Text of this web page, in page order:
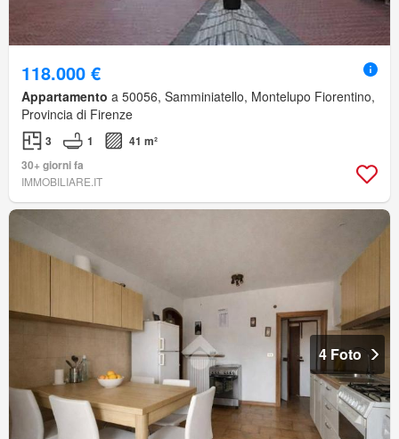
118.000 €
Appartamento a 50056, Samminiatello, Montelupo Fiorentino,
Provincia di Firenze
3 1
41 m²
30+ giorni fa
IMMOBILIARE.IT
4 Foto